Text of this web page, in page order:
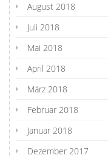
August 2018
Juli 2018
Mai 2018
April 2018
März 2018
Februar 2018
Januar 2018
Dezember 2017